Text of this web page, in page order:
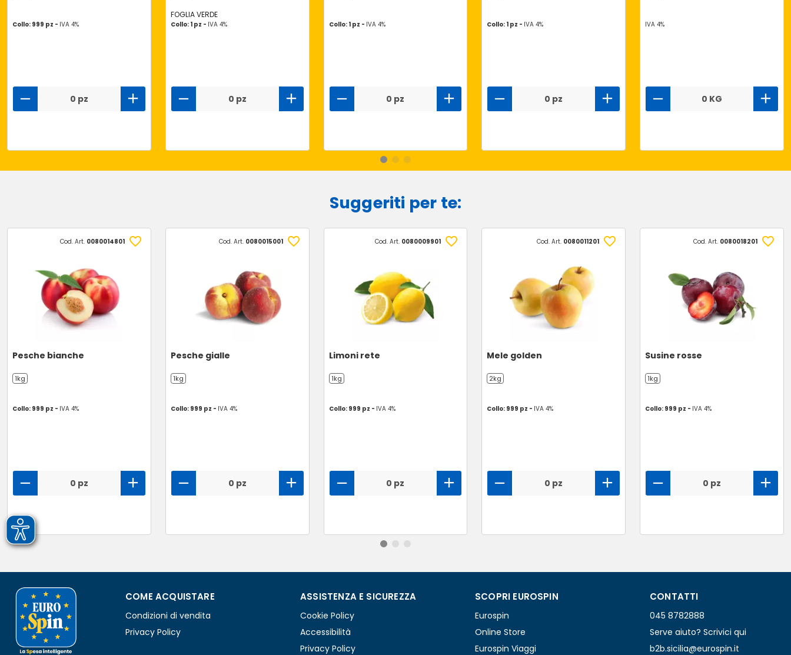
Collo: 999 pz - IVA 4%
0 pz
FOGLIA VERDE
Collo: 1 pz - IVA 4%
0 pz
Collo: 1 pz - IVA 4%
0 pz
Collo: 1 pz - IVA 4%
0 pz
IVA 4%
0 KG
Suggeriti per te:
Cod. Art. 0080014801
Pesche bianche
1kg
Collo: 999 pz - IVA 4%
0 pz
Cod. Art. 0080015001
Pesche gialle
1kg
Collo: 999 pz - IVA 4%
0 pz
Cod. Art. 0080009901
Limoni rete
1kg
Collo: 999 pz - IVA 4%
0 pz
Cod. Art. 0080011201
Mele golden
2kg
Collo: 999 pz - IVA 4%
0 pz
Cod. Art. 0080018201
Susine rosse
1kg
Collo: 999 pz - IVA 4%
0 pz
COME ACQUISTARE
Condizioni di vendita
Privacy Policy
ASSISTENZA E SICUREZZA
Cookie Policy
Accessibilità
Privacy Policy
SCOPRI EUROSPIN
Eurospin
Online Store
Eurospin Viaggi
CONTATTI
045 8782888
Serve aiuto? Scrivici qui
b2b.sicilia@eurospin.it